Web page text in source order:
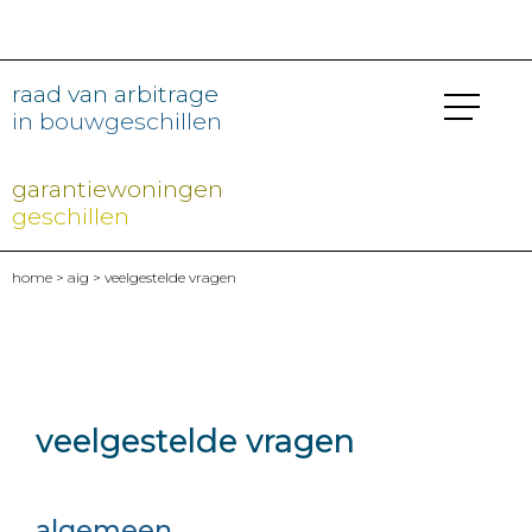
raad van arbitrage
in bouwgeschillen
garantiewoningen
geschillen
home > aig > veelgestelde vragen
veelgestelde vragen